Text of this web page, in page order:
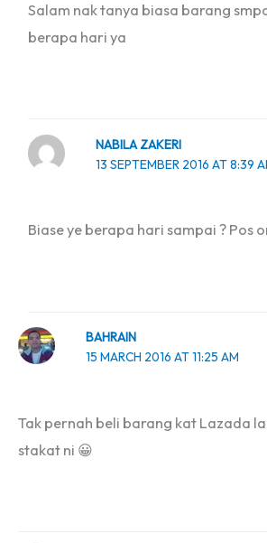
Salam nak tanya biasa barang
berapa hari ya
NABILA ZAKERI
13 SEPTEMBER 2016 AT 8:39
Biase ye berapa hari sampai ? Pos
BAHRAIN
15 MARCH 2016 AT 11:25 AM
Tak pernah beli barang kat Lazada
stakat ni 😀